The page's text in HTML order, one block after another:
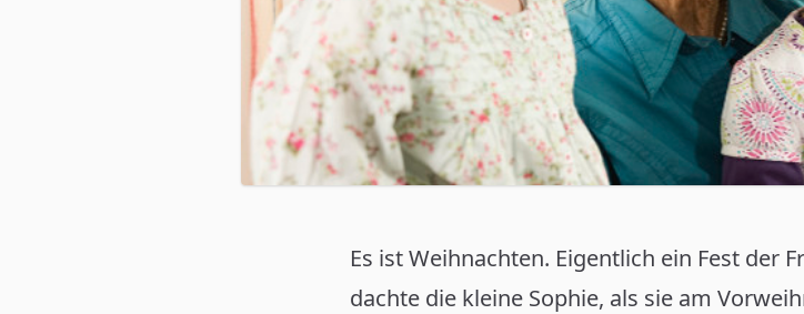
Es ist Weihnachten. Eigentlich ein Fest der
dachte die kleine Sophie, als sie am